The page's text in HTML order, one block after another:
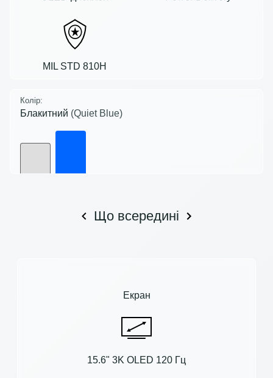
MIL STD 810H
Колір:
Блакитний (Quiet Blue)
Що всередині
Екран
15.6" 3K OLED 120 Гц